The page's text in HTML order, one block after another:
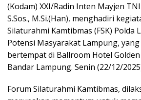
(Kodam) XXI/Radin Inten Mayjen
S.Sos., M.Si.(Han), menghadiri
Silaturahmi Kamtibmas (FSK) Polda
Potensi Masyarakat Lampung,
bertempat di Ballroom Hotel
Bandar Lampung. Senin (22/12/
Forum Silaturahmi Kamtibmas,